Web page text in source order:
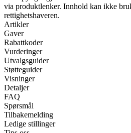
via produktlenker. Innhold kan ikke
rettighetshaveren.
Artikler
Gaver
Rabattkoder
Vurderinger
Utvalgsguider
Støtteguider
Visninger
Detaljer
FAQ
Spørsmål
Tilbakemelding
Ledige stillinger